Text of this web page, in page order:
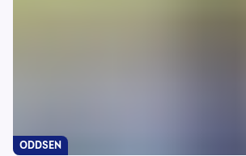
ODDSEN